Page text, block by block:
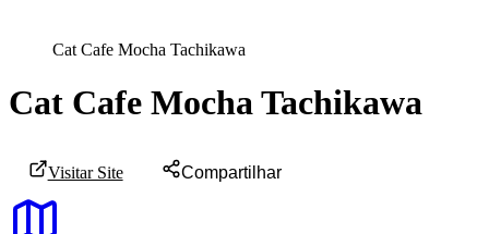
Cat Cafe Mocha Tachikawa
Cat Cafe Mocha Tachikawa
Visitar Site Compartilhar